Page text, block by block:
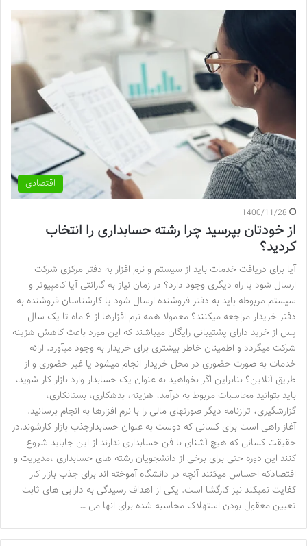
اقتصادی
1400/11/28
از خودتان بپرسید چرا رشته حسابداری را انتخاب
کردید؟
آیا برای دریافت خدمات باید از سیستم و نرم افزار به دفتر مرکزی شرکت
ارسال شود یا راه دیگری وجود دارد؟ در زمان نیاز به گارانتی آیا کامپیوتر و
سیستم مربوطه باید به دفتر فروشنده ارسال شود یا کارشناسان فروشنده به
دفتر خریدار مراجعه میکنند؟ معمولا همه نرم افزارها از ۶ ماه تا یک سال
پس از خرید دارای پشتیبانی رایگان میباشند که این مورد باعث کاهش هزینه
شرکت میگردد و اطمینان خاطر بیشتری برای خریدار به وجود میآورد. ارائه
خدمات به صورت حضوری در محل خریدار انجام میشود یا غیر حضوری و از
طریق آنلاین؟ بنابراین اگر بخواهید به عنوان یک حسابدار وارد بازار کار شوید،
باید بتوانید محاسبات مربوط به درآمد، هزینه، بدهکاری، بستانکاری،
گزارشگیری، ترازنامه دیگر صورتهای مالی را با نرم افزارها به انجام برسانید.
آغاز راهی است برای کسانی که دوست به عنوان حسابدارجذب بازار کارشوند.در
حقیقت کسانی که هیچ آشنای با فن حسابداری ندارند از این جاباید شروع
کنند این دوره حتی برای برخی از دانشجویان رشته های حسابداری ،مدیریت و
اقتصادکه احساس میکنند آنچه در دانشگاه آموخته اند برای جذب بازار کار
کفایت نمیکند نیز کارگشا است. یکی از اهداف رسیدگی به دارایی های ثابت
تعیین معقول بودن استهلاک محاسبه شده برای انها می …